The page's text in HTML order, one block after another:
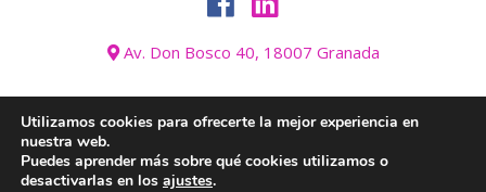
Av. Don Bosco 40, 18007 Granada
AVISO LEGAL
HOGAR
INFORMACIÓN SOBRE COOKIES
Utilizamos cookies para ofrecerte la mejor experiencia en
nuestra web.
Puedes aprender más sobre qué cookies utilizamos o
desactivarlas en los ajustes.